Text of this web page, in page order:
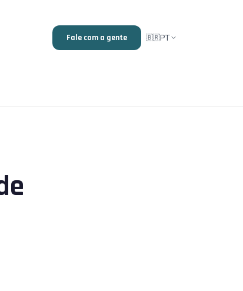
Fale com a gente 🇧🇷PT